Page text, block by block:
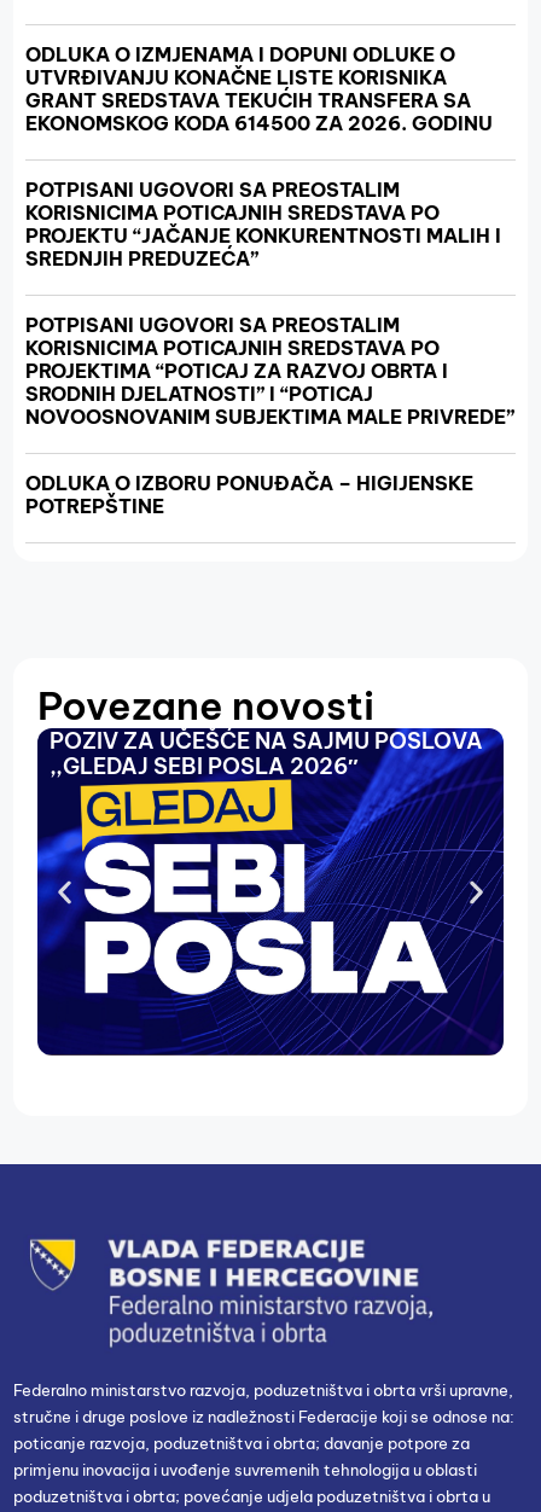
ODLUKA O IZMJENAMA I DOPUNI ODLUKE O
UTVRĐIVANJU KONAČNE LISTE KORISNIKA
GRANT SREDSTAVA TEKUĆIH TRANSFERA SA
EKONOMSKOG KODA 614500 ZA 2026. GODINU
POTPISANI UGOVORI SA PREOSTALIM
KORISNICIMA POTICAJNIH SREDSTAVA PO
PROJEKTU “JAČANJE KONKURENTNOSTI MALIH I
SREDNJIH PREDUZEĆA”
POTPISANI UGOVORI SA PREOSTALIM
KORISNICIMA POTICAJNIH SREDSTAVA PO
PROJEKTIMA “POTICAJ ZA RAZVOJ OBRTA I
SRODNIH DJELATNOSTI” I “POTICAJ
NOVOOSNOVANIM SUBJEKTIMA MALE PRIVREDE”
ODLUKA O IZBORU PONUĐAČA – HIGIJENSKE
POTREPŠTINE
Povezane novosti
POZIV ZA UČEŠĆE NA SAJMU POSLOVA
,,GLEDAJ SEBI POSLA 2026″
Federalno ministarstvo razvoja, poduzetništva i obrta vrši upravne,
stručne i druge poslove iz nadležnosti Federacije koji se odnose na:
poticanje razvoja, poduzetništva i obrta; davanje potpore za
primjenu inovacija i uvođenje suvremenih tehnologija u oblasti
poduzetništva i obrta; povećanje udjela poduzetništva i obrta u